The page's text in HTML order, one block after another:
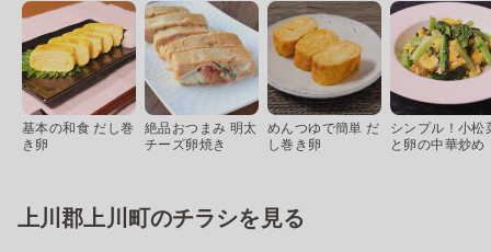
基本の和食 だし巻
き卵
絶品おつまみ 明太
チーズ卵焼き
めんつゆで簡単 だ
し巻き卵
シンプル！小松
と卵の中華炒め
上川郡上川町のチラシを見る